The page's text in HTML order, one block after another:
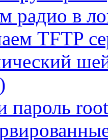
радио в
TFTP
пароль